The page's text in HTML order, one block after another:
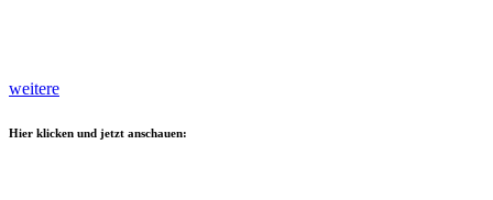
weitere
Hier klicken und jetzt anschauen: